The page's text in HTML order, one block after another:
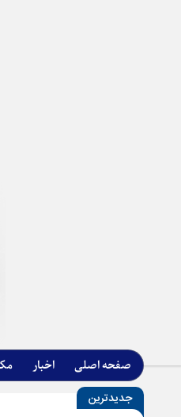
صفحه اصلی اخبار
جدیدترین